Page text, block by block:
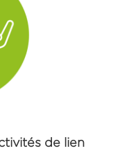
de lien